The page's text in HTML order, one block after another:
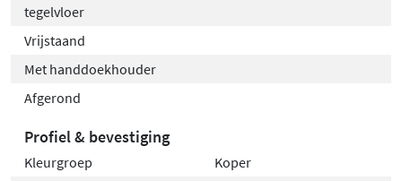
tegelvloer
Vrijstaand
Met handdoekhouder
Afgerond
Profiel & bevestiging
Kleurgroep
Koper